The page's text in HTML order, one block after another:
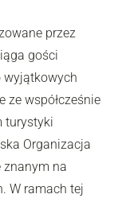
przez
gości
wyjątkowych
ze współcześnie
turystyki
Organizacja
znanym na
W ramach tej